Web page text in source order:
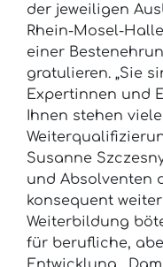
der jeweiligen
Rhein-Mosel-
einer
gratulieren. „Sie
Expertinnen und
Ihnen stehen
Susanne
und Absolventen
konsequent
Weiterbildung
für berufliche,